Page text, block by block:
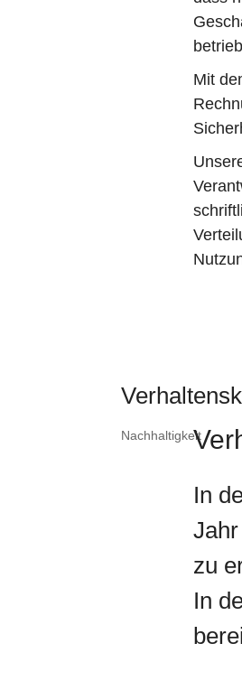
Mit
Nachhaltigkeit
In
zu
In